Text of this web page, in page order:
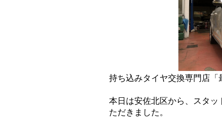
持ち込みタイヤ交換専門店「
本日は安佐北区から、スタ
ただきました。